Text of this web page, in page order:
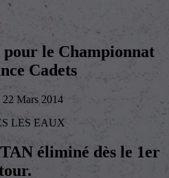
pour le Championnat
Cadets
22 Mars 2014
LES EAUX
éliminé dès le 1er